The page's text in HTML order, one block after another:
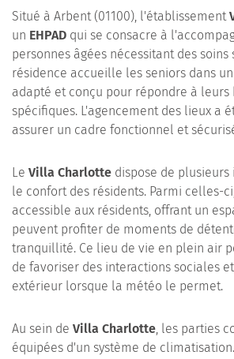
Situé à Arbent (01100), l'établissement
un EHPAD qui se consacre à
personnes âgées nécessitant des soins
résidence accueille les seniors dans
adapté et conçu pour répondre à leurs
spécifiques. L'agencement des lieux a
assurer un cadre fonctionnel et
Le Villa Charlotte dispose de
le confort des résidents. Parmi celles-
accessible aux résidents, offrant un
peuvent profiter de moments de
tranquillité. Ce lieu de vie en plein air
de favoriser des interactions sociales
extérieur lorsque la météo le permet.
Au sein de Villa Charlotte, les parties
équipées d'un système de